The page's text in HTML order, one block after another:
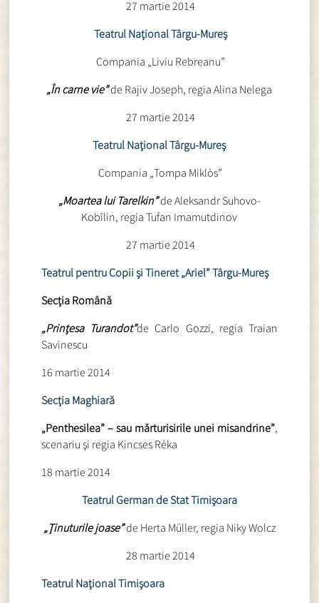
27 martie 2014
Teatrul Naţional Târgu-Mureş
Compania „Liviu Rebreanu”
„În carne vie”de Rajiv Joseph, regia Alina Nelega
27 martie 2014
Teatrul Naţional Târgu-Mureş
Compania „Tompa Miklòs”
„Moartea lui Tarelkin”de Aleksandr Suhovo-
Kobîlin, regia Tufan Imamutdinov
27 martie 2014
Teatrul pentru Copii şi Tineret „Ariel” Târgu-Mureş
Secţia Română
„Prinţesa Turandot”de Carlo Gozzi, regia Traian
Savinescu
16 martie 2014
Secţia Maghiară
„Penthesilea” – sau mărturisirile unei misandrine”,
scenariu şi regia Kincses Réka
18 martie 2014
Teatrul German de Stat Timişoara
„Ţinuturile joase”de Herta Müller, regia Niky Wolcz
28 martie 2014
Teatrul Naţional Timişoara